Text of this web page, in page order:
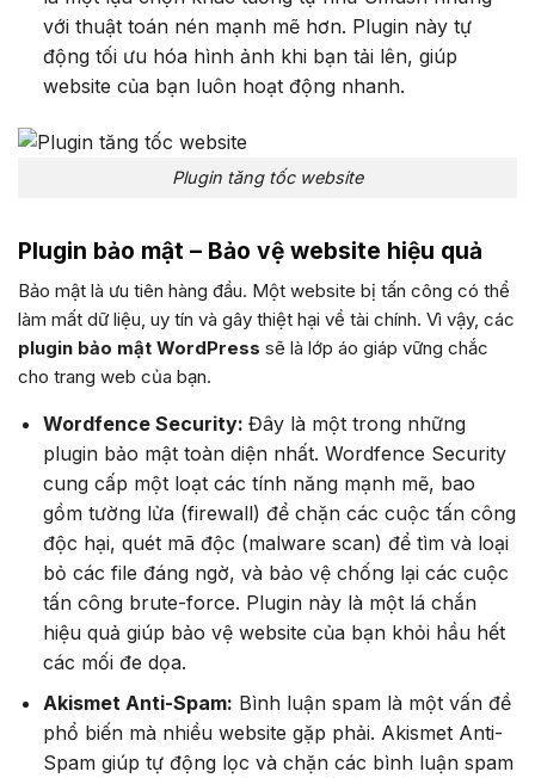
với thuật toán nén mạnh mẽ hơn. Plugin này tự
động tối ưu hóa hình ảnh khi bạn tải lên, giúp
website của bạn luôn hoạt động nhanh.
Plugin tăng tốc website
Plugin bảo mật – Bảo vệ website hiệu quả
Bảo mật là ưu tiên hàng đầu. Một website bị tấn công có thể
làm mất dữ liệu, uy tín và gây thiệt hại về tài chính. Vì vậy, các
plugin bảo mật WordPress sẽ là lớp áo giáp vững chắc
cho trang web của bạn.
Wordfence Security: Đây là một trong những
plugin bảo mật toàn diện nhất. Wordfence Security
cung cấp một loạt các tính năng mạnh mẽ, bao
gồm tường lửa (firewall) để chặn các cuộc tấn công
độc hại, quét mã độc (malware scan) để tìm và loại
bỏ các file đáng ngờ, và bảo vệ chống lại các cuộc
tấn công brute-force. Plugin này là một lá chắn
hiệu quả giúp bảo vệ website của bạn khỏi hầu hết
các mối đe dọa.
Akismet Anti-Spam: Bình luận spam là một vấn đề
phổ biến mà nhiều website gặp phải. Akismet Anti-
Spam giúp tự động lọc và chặn các bình luận spam